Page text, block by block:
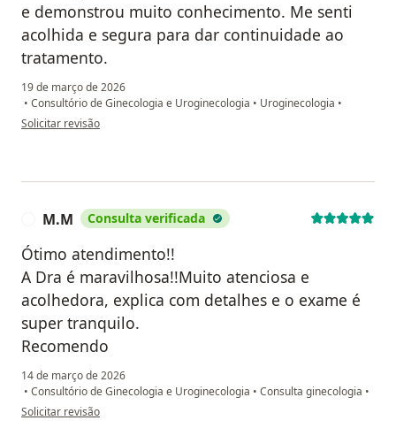
e demonstrou muito conhecimento. Me senti
acolhida e segura para dar continuidade ao
tratamento.
19 de março de 2026
• Consultório de Ginecologia e Uroginecologia • Uroginecologia •
na opinião do utilizador Amanda Esposito
Solicitar revisão
M.M Consulta verificada
Ótimo atendimento!!
A Dra é maravilhosa!!Muito atenciosa e
acolhedora, explica com detalhes e o exame é
super tranquilo.
Recomendo
14 de março de 2026
• Consultório de Ginecologia e Uroginecologia • Consulta ginecologia •
na opinião do utilizador M.M
Solicitar revisão